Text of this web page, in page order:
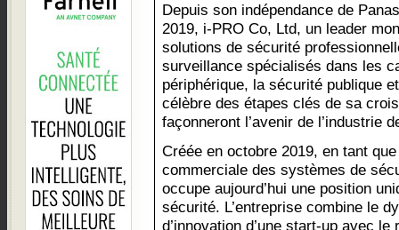
Depuis son indépendance de
2019, i-PRO Co, Ltd, un leader
solutions de sécurité
surveillance spécialisés dans les
périphérique, la sécurité publique
célèbre des étapes clés de sa
façonneront l’avenir de l’industrie
Créée en octobre 2019, en tant
commerciale des systèmes de
occupe aujourd’hui une position
sécurité. L’entreprise combine le
d’innovation d’une start-up avec